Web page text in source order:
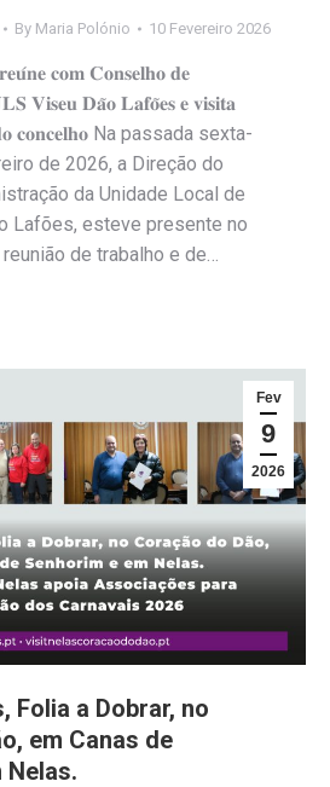
By Maria Polónio 10 Fevereiro 2026
𝐜𝐨𝐦 𝐂𝐨𝐧𝐬𝐞𝐥𝐡𝐨 𝐝𝐞
𝐕𝐢𝐬𝐞𝐮 𝐃𝐚̃𝐨 𝐋𝐚𝐟𝐨̃𝐞𝐬 𝐞 𝐯𝐢𝐬𝐢𝐭𝐚
𝐜𝐨𝐧𝐜𝐞𝐥𝐡𝐨 Na passada sexta-
de 2026, a Direção do
da Unidade Local de
Lafões, esteve presente no
de trabalho e de…
Fev
9
2026
Folia a Dobrar, no
em Canas de
Nelas.